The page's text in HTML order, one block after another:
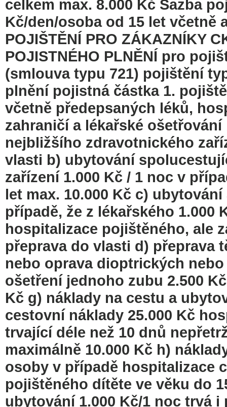
celkem max. 8.000 Kč Sazba
Kč/den/osoba od 15 let včetně
POJIŠTĚNÍ PRO ZÁKAZNÍKY
POJISTNÉHO PLNĚNÍ pro
(smlouva typu 721) pojištění
plnění pojistná částka 1.
včetně předepsaných léků,
zahraničí a lékařské
nejbližšího zdravotnického
vlasti b) ubytování
zařízení 1.000 Kč / 1 noc v
let max. 10.000 Kč c)
případě, že z lékařského 1.000
hospitalizace pojištěného, ale
přeprava do vlasti d) přeprava
nebo oprava dioptrických
ošetření jednoho zubu 2.500
Kč g) náklady na cestu a
cestovní náklady 25.000 Kč
trvající déle než 10 dnů
maximálně 10.000 Kč h)
osoby v případě hospitalizace
pojištěného dítěte ve věku do
ubytování 1.000 Kč/1 noc trvá